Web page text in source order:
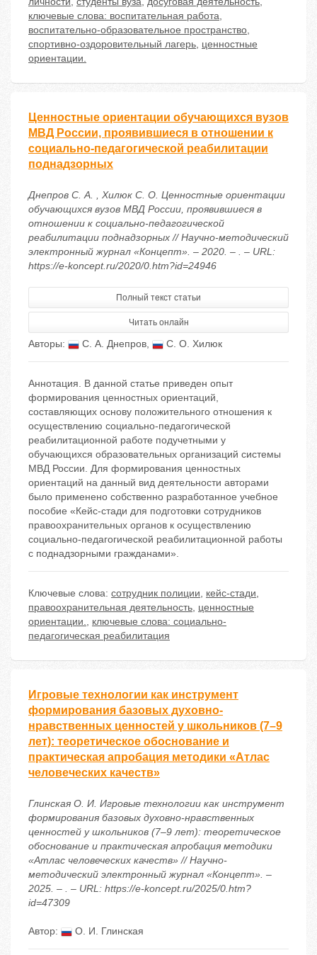
ключевые слова: воспитательная работа,
воспитательно-образовательное пространство,
спортивно-оздоровительный лагерь, ценностные
ориентации.
Ценностные ориентации обучающихся вузов
МВД России, проявившиеся в отношении к
социально-педагогической реабилитации
поднадзорных
Днепров С. А. , Хилюк С. О. Ценностные ориентации
обучающихся вузов МВД России, проявившиеся в
отношении к социально-педагогической
реабилитации поднадзорных // Научно-методический
электронный журнал «Концепт». – 2020. – . – URL:
https://e-koncept.ru/2020/0.htm?id=24946
Полный текст статьи
Читать онлайн
Авторы: С. А. Днепров, С. О. Хилюк
Аннотация. В данной статье приведен опыт
формирования ценностных ориентаций,
составляющих основу положительного отношения к
осуществлению социально-педагогической
реабилитационной работе подучетными у
обучающихся образовательных организаций системы
МВД России. Для формирования ценностных
ориентаций на данный вид деятельности авторами
было применено собственно разработанное учебное
пособие «Кейс-стади для подготовки сотрудников
правоохранительных органов к осуществлению
социально-педагогической реабилитационной работы
с поднадзорными гражданами».
Ключевые слова: сотрудник полиции, кейс-стади,
правоохранительная деятельность, ценностные
ориентации., ключевые слова: социально-
педагогическая реабилитация
Игровые технологии как инструмент
формирования базовых духовно-
нравственных ценностей у школьников (7–9
лет): теоретическое обоснование и
практическая апробация методики «Атлас
человеческих качеств»
Глинская О. И. Игровые технологии как инструмент
формирования базовых духовно-нравственных
ценностей у школьников (7–9 лет): теоретическое
обоснование и практическая апробация методики
«Атлас человеческих качеств» // Научно-
методический электронный журнал «Концепт». –
2025. – . – URL: https://e-koncept.ru/2025/0.htm?
id=47309
Автор: О. И. Глинская